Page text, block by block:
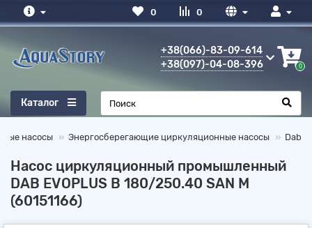
0
0
+38(066)-83-09-614
+38(097)-04-08-396
0
Каталог
насосы Энергосберегающие циркуляционные насосы Dab
Насос циркуляционный промышленный
DAB EVOPLUS B 180/250.40 SAN M
(60151166)